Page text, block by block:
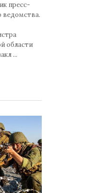
пресс-
ведомства.
области
...